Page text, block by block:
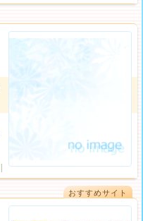
おすすめサイト